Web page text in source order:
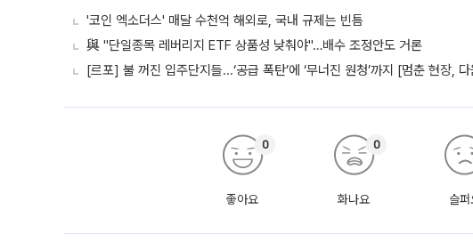
'코인 엑소더스' 매달 수천억 해외로, 국내 규제는 빈틈
與 "단일종목 레버리지 ETF 상품성 낮춰야"…배수 조정안도 거론
[르포] 불 꺼진 입주단지들...‘공급 폭탄’에 ‘무너진 원청’까지 [멈춘 현장,
좋아요
0
화나요
0
슬퍼